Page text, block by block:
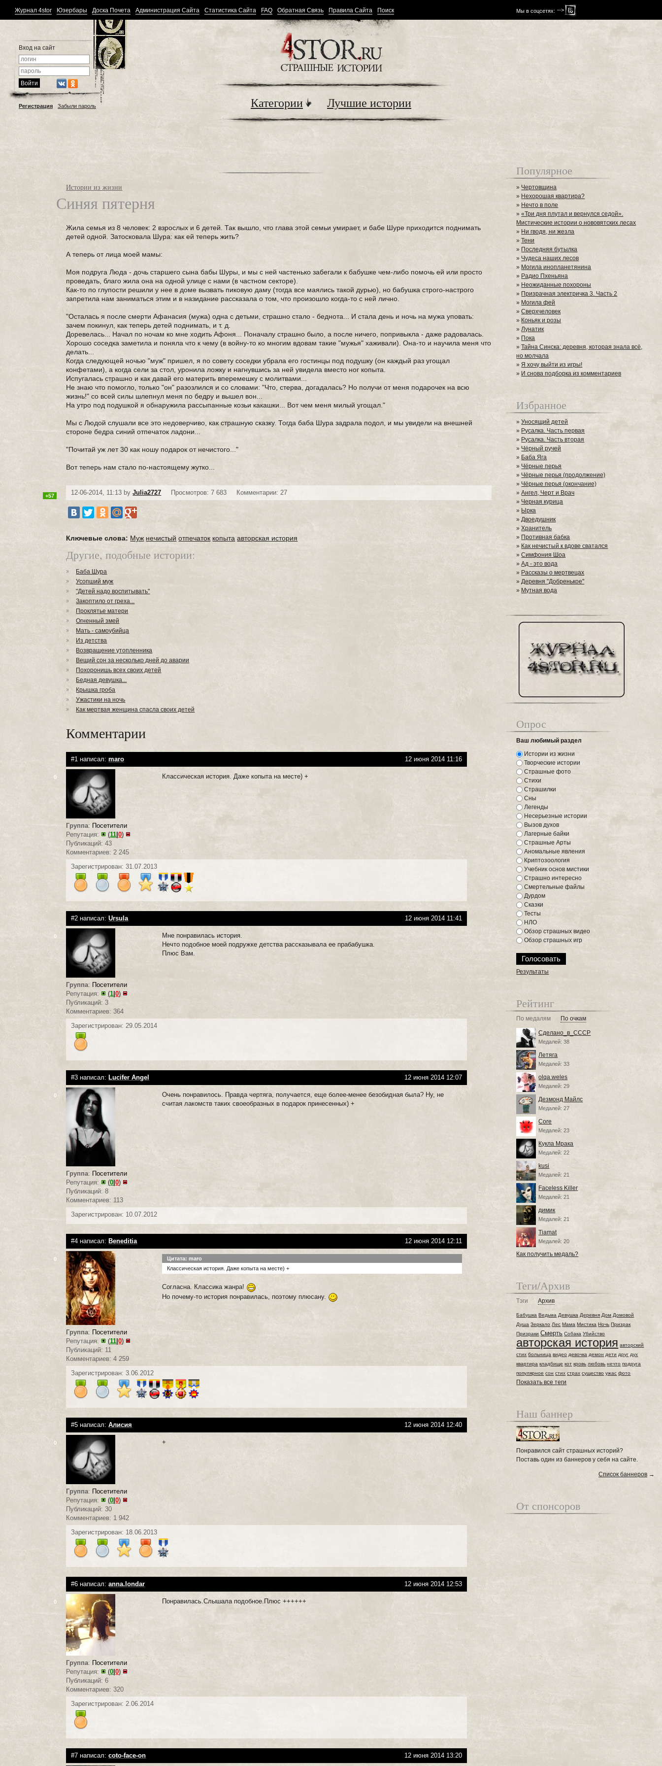
Мы в соцсетях: -->
Журнал 4stor Юзербары Доска Почета Администрация Сайта Статистика Сайта FAQ Обратная Связь Правила Сайта Поиск
Вход на сайт
Регистрация Забыли пароль Категории Лучшие истории
Истории из жизни
Синяя пятерня
Жила семья из 8 человек: 2 взрослых и 6 детей. Так вышло, что глава этой семьи умирает, и бабе Шуре приходится поднимать
детей одной. Затосковала Шура: как ей теперь жить?
А теперь от лица моей мамы:
Моя подруга Люда - дочь старшего сына бабы Шуры, и мы с ней частенько забегали к бабушке чем-либо помочь ей или просто
проведать, благо жила она на одной улице с нами (в частном секторе).
Как-то по глупости решили у нее в доме вызвать пиковую даму (тогда все маялись такой дурью), но бабушка строго-настрого
запретила нам заниматься этим и в назидание рассказала о том, что произошло когда-то с ней лично.
"Осталась я после смерти Афанасия (мужа) одна с детьми, страшно стало - беднота... И стала день и ночь на мужа уповать:
зачем покинул, как теперь детей поднимать, и т. д.
Доревелась... Начал по ночам ко мне ходить Афоня... Поначалу страшно было, а после ничего, попривыкла - даже радовалась.
Хорошо соседка заметила и поняла что к чему (в войну-то ко многим вдовам такие "мужья" хаживали). Она-то и научила меня что
делать...
Когда следующей ночью "муж" пришел, я по совету соседки убрала его гостинцы под подушку (он каждый раз угощал
конфетами), а когда сели за стол, уронила ложку и нагнувшись за ней увидела вместо ног копыта.
Испугалась страшно и как давай его материть вперемешку с молитвами...
Не знаю что помогло, только "он" разозлился и со словами: "Что, стерва, догадалась? Но получи от меня подарочек на всю
жизнь!" со всей силы шлепнул меня по бедру и вышел вон...
На утро под подушкой я обнаружила рассыпанные козьи какашки... Вот чем меня милый угощал."
Мы с Людой слушали все это недоверчиво, как страшную сказку. Тогда баба Шура задрала подол, и мы увидели на внешней
стороне бедра синий отпечаток ладони...
"Почитай уж лет 30 как ношу подарок от нечистого..."
Вот теперь нам стало по-настоящему жутко...
12-06-2014, 11:13 byJulia2727 Просмотров: 7 683 Комментарии: 27
+57
Ключевые слова: Муж нечистый отпечаток копыта авторская история
Другие, подобные истории:
Баба Шура
Усопший муж
"Детей надо воспитывать"
Закоптило от греха...
Проклятье матери
Огненный змей
Мать - самоубийца
Из детства
Возвращение утопленника
Вещий сон за несколько дней до аварии
Похоронишь всех своих детей
Бедная девушка...
Крышка гроба
Ужастики на ночь
Как мертвая женщина спасла своих детей
Комментарии
#1 написал:maro 12 июня 2014 11:16
0
Группа: Посетители
Репутация:
(11 |0)
Публикаций: 43
Комментариев: 2 245
Классическая история. Даже копыта на месте) +
Зарегистрирован: 31.07.2013
#2 написал:Ursula 12 июня 2014 11:41
0
Группа: Посетители
Репутация:
(1 |0)
Публикаций: 3
Комментариев: 364
Мне понравилась история.
Нечто подобное моей подружке детства рассказывала ее прабабушка.
Плюс Вам.
Зарегистрирован: 29.05.2014
#3 написал: Lucifer Angel 12 июня 2014 12:07
0
Группа: Посетители
Репутация:
(0 |0)
Публикаций: 8
Комментариев: 113
Очень понравилось. Правда чертяга, получается, еще более-менее безобидная была? Ну, не
считая лакомств таких своеобразных в подарок принесенных) +
Зарегистрирован: 10.07.2012
#4 написал: Beneditia 12 июня 2014 12:11
0
Группа: Посетители
Репутация:
(11 |0)
Публикаций: 11
Комментариев: 4 259
Цитата: maro
Классическая история. Даже копыта на месте) +
Согласна. Классика жанра!
Но почему-то история понравилась, поэтому плюсану.
Зарегистрирован: 3.06.2012
#5 написал:Алисия 12 июня 2014 12:40
0
Группа: Посетители
Репутация:
(0 |0)
Публикаций: 30
Комментариев: 1 942
+
Зарегистрирован: 18.06.2013
#6 написал:anna.londar 12 июня 2014 12:53
0
Группа: Посетители
Репутация:
(0 |0)
Публикаций: 6
Комментариев: 320
Понравилась.Слышала подобное.Плюс ++++++
Зарегистрирован: 2.06.2014
#7 написал:coto-face-on 12 июня 2014 13:20
Популярное
» Чертовщина
» Нехорошая квартира?
» Нечто в поле
»«Три дня плутал и вернулся седой».
Мистические истории о нововятских лесах
» Ни гводя, ни жезла
»Тени
» Последняя бутылка
» Чудеса наших лесов
» Могила инопланетянина
» Радио Пхеньяна
» Неожиданные похороны
» Призрачная электричка 3. Часть 2
» Могила фей
»Сверхчеловек
» Коньяк и розы
»Лунатик
» Пока
»Тайна Синска: деревня, которая знала всё,
но молчала
»Я хочу выйти из игры!
» И снова подборка из комментариев
Избранное
»Уносящий детей
» Русалка. Часть первая
» Русалка. Часть вторая
» Чёрный ручей
» Баба Яга
» Чёрные перья
»Чёрные перья (продолжение)
» Чёрные перья (окончание)
»Ангел, Черт и Врач
» Черная курица
» Ырка
»Двоедушник
»Хранитель
» Противная бабка
» Как нечистый к вдове сватался
»Симфония Шоа
»Ад - это вода
» Рассказы о мертвецах
»Деревня "Добренькое"
» Мутная вода
Опрос
Ваш любимый раздел
Истории из жизни
Творческие истории
Страшные фото
Стихи
Страшилки
Сны
Легенды
Несерьезные истории
Вызов духов
Лагерные байки
Страшные Арты
Аномальные явления
Криптозоология
Учебник основ мистики
Страшно интересно
Смертельные файлы
Дурдом
Сказки
Тесты
НЛО
Обзор страшных видео
Обзор страшных игр
Результаты
Рейтинг
По медалям По очкам
Сделано_в_СССР
Медалей: 38
Летяга
Медалей: 33
olqa.weles
Медалей: 29
Дезмонд Майлс
Медалей: 27
Core
Медалей: 23
Кукла Мрака
Медалей: 22
kusi
Медалей: 21
Faceless Killer
Медалей: 21
димик
Медалей: 21
Tiamat
Медалей: 20
Как получить медаль?
Теги/Архив
Тэги Архив
Бабушка Ведьма Девушка Деревня Дом Домовой
Душа Зеркало Лес Мама Мистика Ночь Призрак
Призраки Смерть Собака Убийство
авторская история авторский
стих больница видео девочка демон дети друг дух
квартира кладбище кот кровь любовь нечто подруга
популярное сон стих страх существо ужас фото
Показать все теги
Наш баннер
Понравился сайт страшных историй?
Поставь один из баннеров у себя на сайте.
Список баннеров →
От спонсоров